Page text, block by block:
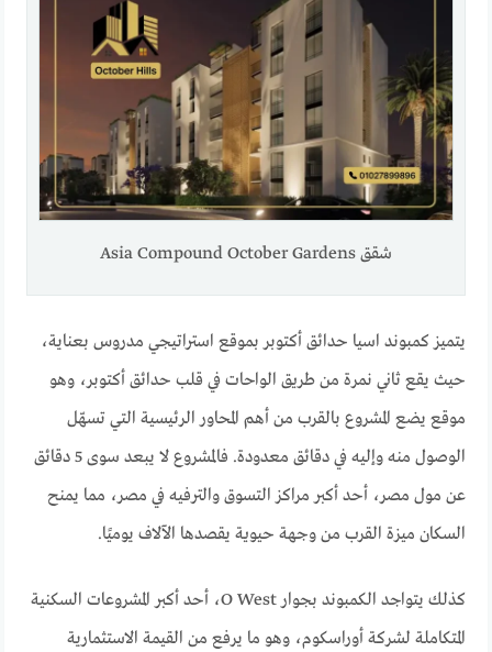
شقق Asia Compound October Gardens
يتميز كمبوند اسيا حدائق أكتوبر بموقع استراتيجي مدروس بعناية،
حيث يقع ثاني نمرة من طريق الواحات في قلب حدائق أكتوبر، وهو
موقع يضع المشروع بالقرب من أهم المحاور الرئيسية التي تسهّل
الوصول منه وإليه في دقائق معدودة. فالمشروع لا يبعد سوى 5 دقائق
عن مول مصر، أحد أكبر مراكز التسوق والترفيه في مصر، مما يمنح
السكان ميزة القرب من وجهة حيوية يقصدها الآلاف يوميًا.
كذلك يتواجد الكمبوند بجوار O West، أحد أكبر المشروعات السكنية
المتكاملة لشركة أوراسكوم، وهو ما يرفع من القيمة الاستثمارية